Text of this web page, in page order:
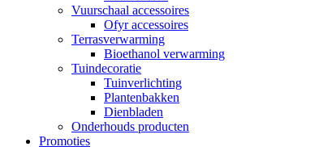
Vuurschaal accessoires
Ofyr accessoires
Terrasverwarming
Bioethanol verwarming
Tuindecoratie
Tuinverlichting
Plantenbakken
Dienbladen
Onderhouds producten
Promoties